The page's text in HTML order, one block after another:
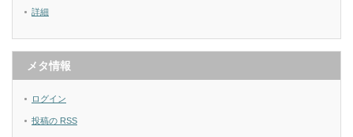
詳細
メタ情報
ログイン
投稿の RSS